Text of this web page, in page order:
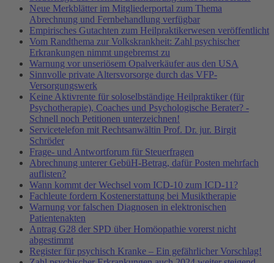
Neue Merkblätter im Mitgliederportal zum Thema
Abrechnung und Fernbehandlung verfügbar
Empirisches Gutachten zum Heilpraktikerwesen veröffentlicht
Vom Randthema zur Volkskrankheit: Zahl psychischer
Erkrankungen nimmt ungebremst zu
Warnung vor unseriösem Opalverkäufer aus den USA
Sinnvolle private Altersvorsorge durch das VFP-
Versorgungswerk
Keine Aktivrente für soloselbständige Heilpraktiker (für
Psychotherapie), Coaches und Psychologische Berater? -
Schnell noch Petitionen unterzeichnen!
Servicetelefon mit Rechtsanwältin Prof. Dr. jur. Birgit
Schröder
Frage- und Antwortforum für Steuerfragen
Abrechnung unterer GebüH-Betrag, dafür Posten mehrfach
auflisten?
Wann kommt der Wechsel vom ICD-10 zum ICD-11?
Fachleute fordern Kostenerstattung bei Musiktherapie
Warnung vor falschen Diagnosen in elektronischen
Patientenakten
Antrag G28 der SPD über Homöopathie vorerst nicht
abgestimmt
Register für psychisch Kranke – Ein gefährlicher Vorschlag!